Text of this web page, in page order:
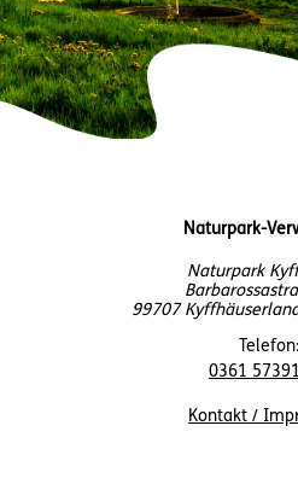
Naturpark-
Naturpark
99707
Telefon:
0361
Kontakt /